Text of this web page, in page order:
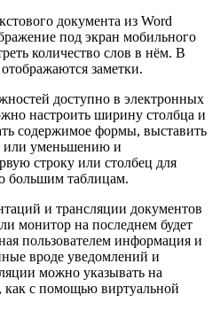
документа из Word
под экран мобильного
количество слов в нём. В
заметки.
доступно в электронных
настроить ширину столбца и
содержимое формы, выставить
или уменьшению и
строку или столбец для
большим таблицам.
и трансляции документов
монитор на последнем будет
пользователем информация и
вроде уведомлений и
можно указывать на
с помощью виртуальной